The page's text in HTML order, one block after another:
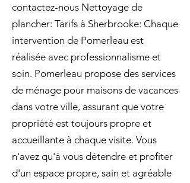
contactez-nous Nettoyage de
plancher: Tarifs à Sherbrooke: Chaque
intervention de Pomerleau est
réalisée avec professionnalisme et
soin. Pomerleau propose des services
de ménage pour maisons de vacances
dans votre ville, assurant que votre
propriété est toujours propre et
accueillante à chaque visite. Vous
n'avez qu'à vous détendre et profiter
d'un espace propre, sain et agréable